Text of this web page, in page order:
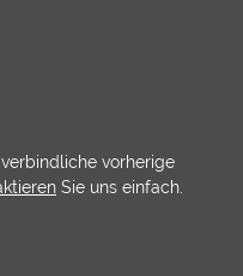
vorherige
Sie uns einfach.